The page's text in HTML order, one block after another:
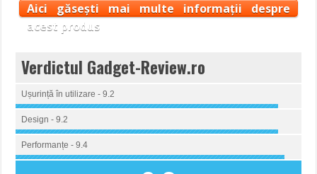
Aici găsești mai multe informații despre
acest produs
Verdictul Gadget-Review.ro
Ușurință în utilizare - 9.2
Design - 9.2
Performanțe - 9.4